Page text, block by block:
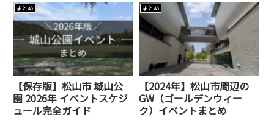
まとめ
【保存版】松山市 城山公
園 2026年 イベントスケジ
ュール完全ガイド
まとめ
【2024年】松山市周辺の
GW（ゴールデンウィー
ク）イベントまとめ